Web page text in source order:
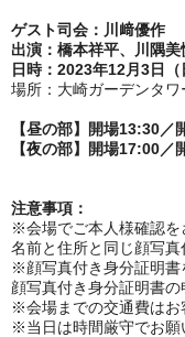
ゲスト司会： 川﨑優作
出演：橋本祥平、川隅美
日時：2023年12月3日（
場所： 大崎ガーデンタワ
【昼の部】開場13:30／
【夜の部】開場17:00／
注意事項：
※会場でご本人様確認を
名前と住所と同じ顔写真
※顔写真付き身分証明書
顔写真付き身分証明書の
※会場までの交通費はお
※当日は時間厳守でお願